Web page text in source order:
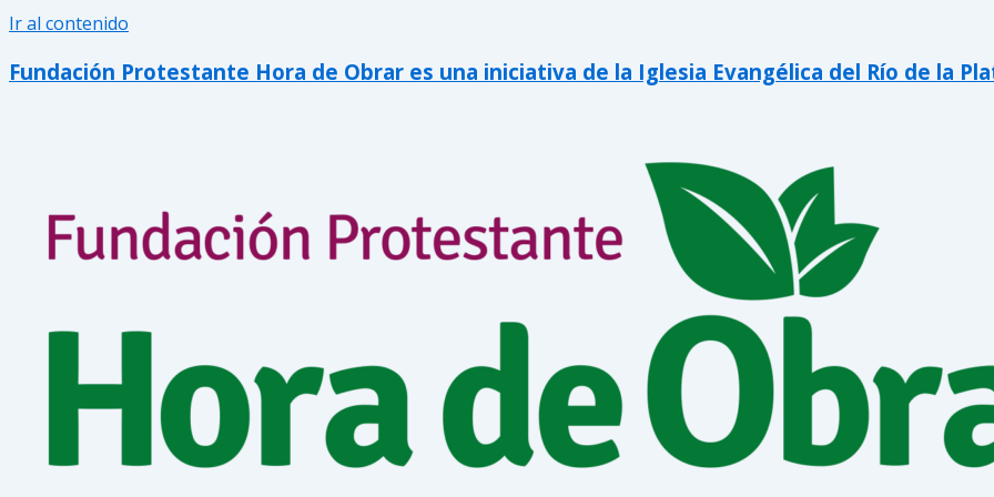
Ir al contenido
Fundación Protestante Hora de Obrar es una iniciativa de la Iglesia Evangélica del Río de la